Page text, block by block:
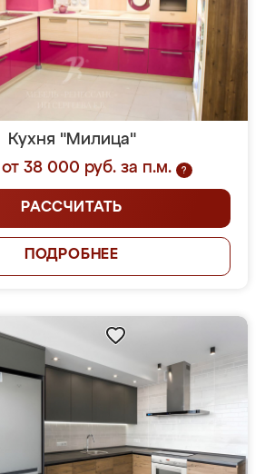
Кухня "Милица"
38 000 руб. за п.м.
?
РАССЧИТАТЬ
ПОДРОБНЕЕ